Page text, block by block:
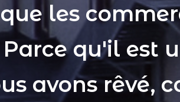
les
Parce qu'il est
avons rêvé,